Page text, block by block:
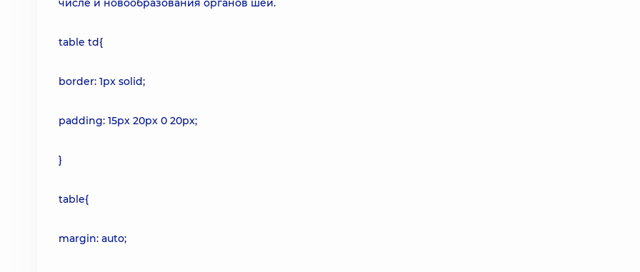
числе и новообразования органов шеи.
table td{
border: 1px solid;
padding: 15px 20px 0 20px;
}
table{
margin: auto;